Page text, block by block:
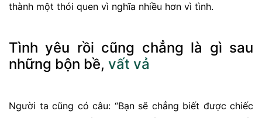
thành một thói quen vì nghĩa nhiều hơn vì tình.
Tình yêu rồi cũng chẳng là gì sau
những bộn bề, vất vả
Người ta cũng có câu: “Bạn sẽ chẳng biết được chiếc